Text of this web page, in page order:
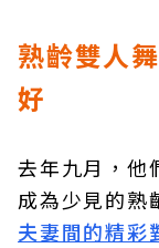
熟齡雙人
好
去年九月，他
成為少見的熟
夫妻間的精彩